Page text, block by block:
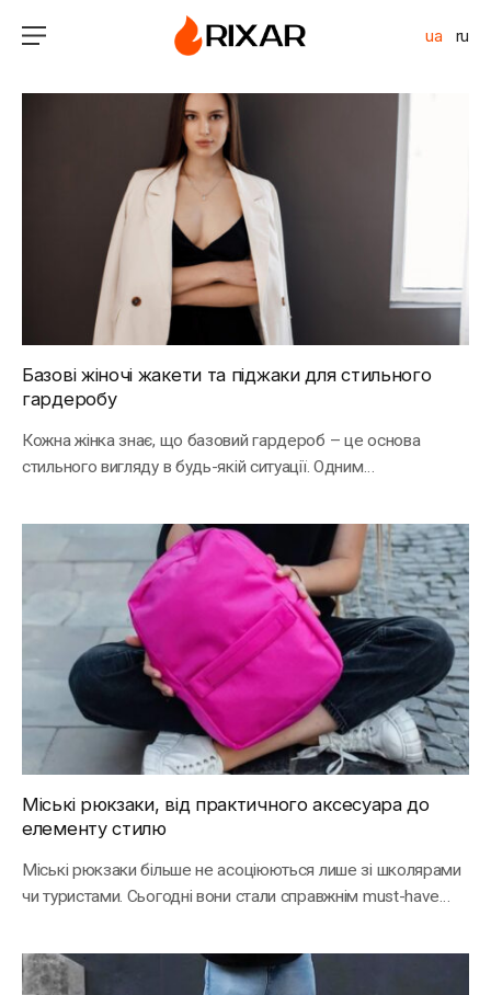
ua ru
Базові жіночі жакети та піджаки для стильного
гардеробу
Кожна жінка знає, що базовий гардероб – це основа
стильного вигляду в будь-якій ситуації. Одним…
Міські рюкзаки, від практичного аксесуара до
елементу стилю
Міські рюкзаки більше не асоціюються лише зі школярами
чи туристами. Сьогодні вони стали справжнім must-have…